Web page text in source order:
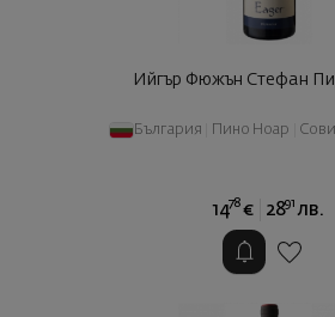
Ийгър Фюжън Стефан
България Пино Ноар
1478 € 2891 лв.